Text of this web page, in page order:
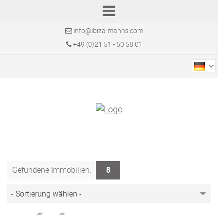
info@ibiza-manns.com
+49 (0)21 51 - 50 58 01
Gefundene Immobilien: 8